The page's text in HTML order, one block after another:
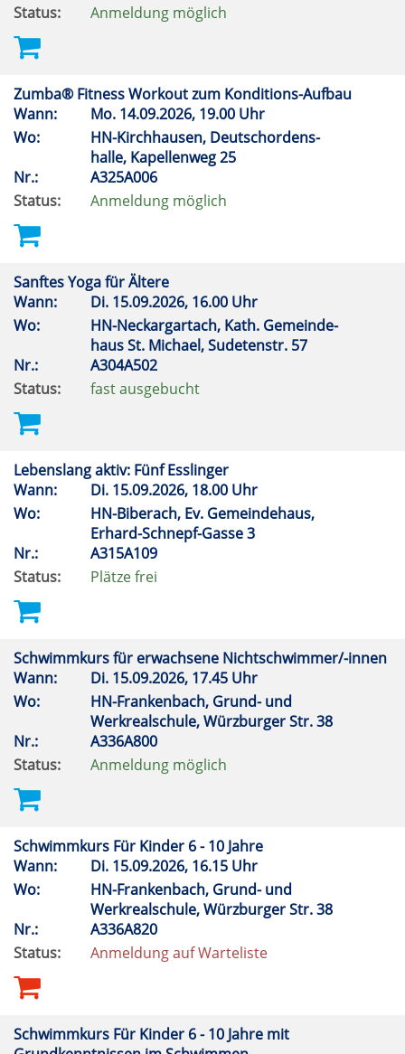
Status:
Anmeldung möglich
Zumba® Fitness Workout zum Konditions-Aufbau
Wann:
Mo. 14.09.2026, 19.00 Uhr
Wo:
HN-Kirchhausen, Deutschordens-
halle, Kapellenweg 25
Nr.:
A325A006
Status:
Anmeldung möglich
Sanftes Yoga für Ältere
Wann:
Di. 15.09.2026, 16.00 Uhr
Wo:
HN-Neckargartach, Kath. Gemeinde-
haus St. Michael, Sudetenstr. 57
Nr.:
A304A502
Status:
fast ausgebucht
Lebenslang aktiv: Fünf Esslinger
Wann:
Di. 15.09.2026, 18.00 Uhr
Wo:
HN-Biberach, Ev. Gemeindehaus,
Erhard-Schnepf-Gasse 3
Nr.:
A315A109
Status:
Plätze frei
Schwimmkurs für erwachsene Nichtschwimmer/-innen
Wann:
Di. 15.09.2026, 17.45 Uhr
Wo:
HN-Frankenbach, Grund- und
Werkrealschule, Würzburger Str. 38
Nr.:
A336A800
Status:
Anmeldung möglich
Schwimmkurs Für Kinder 6 - 10 Jahre
Wann:
Di. 15.09.2026, 16.15 Uhr
Wo:
HN-Frankenbach, Grund- und
Werkrealschule, Würzburger Str. 38
Nr.:
A336A820
Status:
Anmeldung auf Warteliste
Schwimmkurs Für Kinder 6 - 10 Jahre mit